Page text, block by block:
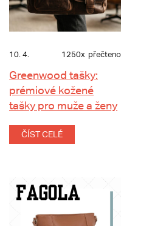
10. 4. 1250x přečteno
Greenwood tašky:
prémiové kožené
tašky pro muže a ženy
ČÍST CELÉ